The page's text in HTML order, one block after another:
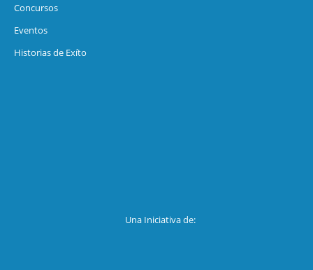
Concursos
Eventos
Historias de Exíto
Una Iniciativa de: